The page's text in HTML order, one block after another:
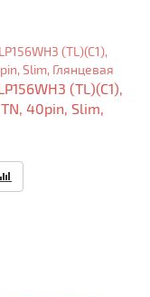
(TL)(C1),
TN, 40pin, Slim,